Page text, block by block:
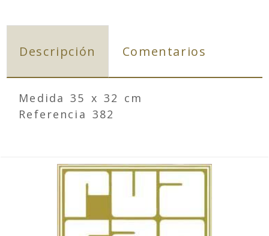
Descripción Comentarios
Medida 35 x 32 cm
Referencia 382